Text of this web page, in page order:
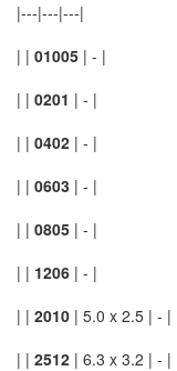
|---|---|---|
| | 01005 | - |
| | 0201 | - |
| | 0402 | - |
| | 0603 | - |
| | 0805 | - |
| | 1206 | - |
| | 2010 | 5.0 x 2.5 | - |
| | 2512 | 6.3 x 3.2 | - |